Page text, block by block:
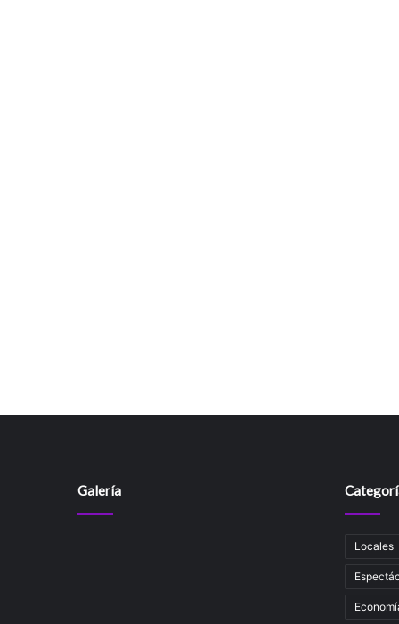
Galería
Locales